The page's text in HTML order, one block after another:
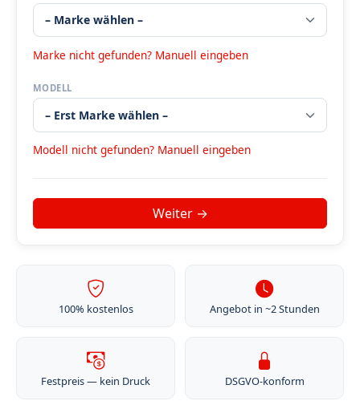
Marke nicht gefunden? Manuell eingeben
MODELL
Modell nicht gefunden? Manuell eingeben
100% kostenlos Angebot in ~2 Stunden
Festpreis — kein Druck DSGVO-konform